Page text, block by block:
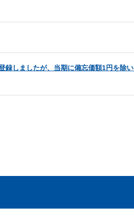
しましたが、当期に備忘価額1円を除